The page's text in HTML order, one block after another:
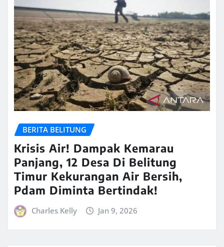
BERITA BELITUNG
Krisis Air! Dampak Kemarau
Panjang, 12 Desa Di Belitung
Timur Kekurangan Air Bersih,
Pdam Diminta Bertindak!
Charles Kelly Jan 9, 2026